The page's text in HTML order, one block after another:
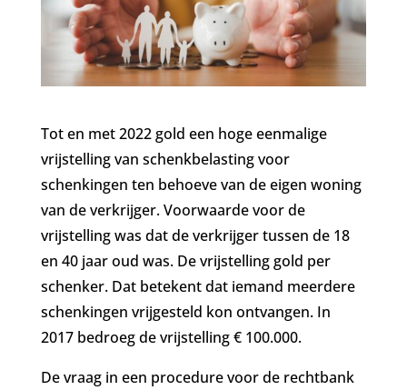
Tot en met 2022 gold een hoge eenmalige
vrijstelling van schenkbelasting voor
schenkingen ten behoeve van de eigen woning
van de verkrijger. Voorwaarde voor de
vrijstelling was dat de verkrijger tussen de 18
en 40 jaar oud was. De vrijstelling gold per
schenker. Dat betekent dat iemand meerdere
schenkingen vrijgesteld kon ontvangen. In
2017 bedroeg de vrijstelling € 100.000.
De vraag in een procedure voor de rechtbank